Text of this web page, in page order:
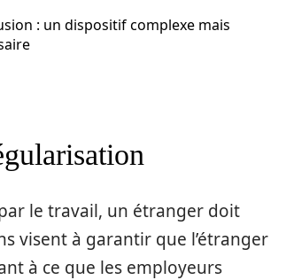
: un dispositif complexe mais
le travail, un étranger doit
visent à garantir que l’étranger
à ce que les employeurs